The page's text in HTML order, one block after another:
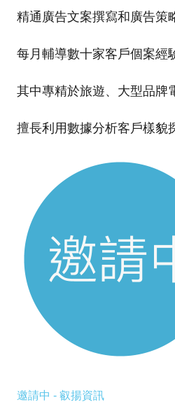
精通廣告文案撰寫和廣告策
每月輔導數十家客戶個案經
其中專精於旅遊、大型品牌
擅長利用數據分析客戶樣貌
邀請中 - 叡揚資訊